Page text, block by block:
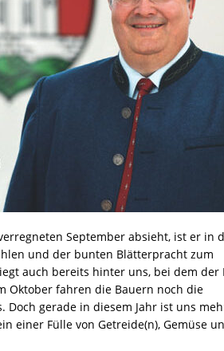
September absieht, ist er in
und der bunten Blätterpracht zum
auch bereits hinter uns, bei dem der
Oktober fahren die Bauern noch die
gerade in diesem Jahr ist uns
einer Fülle von Getreide(n), Gemüse